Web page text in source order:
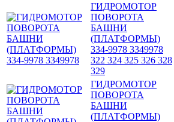
ГИДРОМОТОР
ПОВОРОТА
БАШНИ
(ПЛАТФОРМЫ)
334-9978 3349978
322 324 325 326 328
329
ГИДРОМОТОР
ПОВОРОТА
БАШНИ
(ПЛАТФОРМЫ)